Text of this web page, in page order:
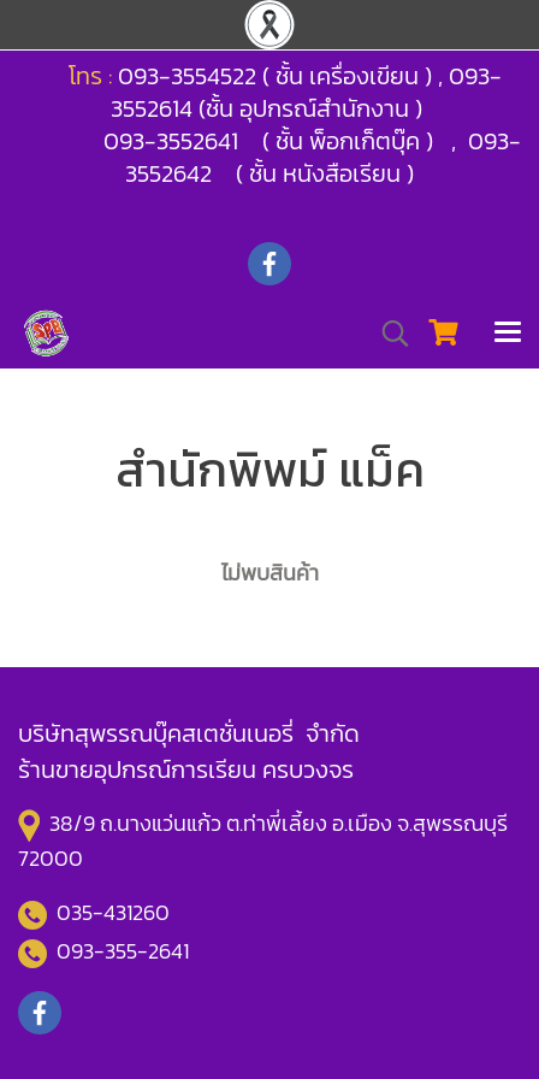
โทร : 093-3554522 ( ชั้น เครื่องเขียน ) , 093-
3552614 (ชั้น อุปกรณ์สำนักงาน )
093-3552641 ( ชั้น พ็อกเก็ตบุ๊ค ) , 093-
3552642 ( ชั้น หนังสือเรียน )
สำนักพิพม์ แม็ค
ไม่พบสินค้า
บริษัทสุพรรณบุ๊คสเตชั่นเนอรี่ จำกัด
ร้านขายอุปกรณ์การเรียน ครบวงจร
38/9 ถ.นางแว่นแก้ว ต.ท่าพี่เลี้ยง อ.เมือง จ.สุพรรณบุรี
72000
035-431260
093-355-2641